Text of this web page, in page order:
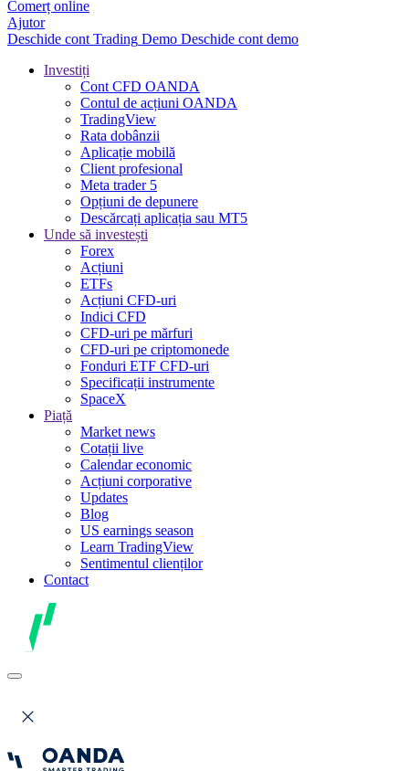
Comerț online
Ajutor
Deschide cont Trading Demo Deschide cont demo
Investiți
Cont CFD OANDA
Contul de acțiuni OANDA
TradingView
Rata dobânzii
Aplicație mobilă
Client profesional
Meta trader 5
Opțiuni de depunere
Descărcați aplicația sau MT5
Unde să investești
Forex
Acțiuni
ETFs
Acțiuni CFD-uri
Indici CFD
CFD-uri pe mărfuri
CFD-uri pe criptomonede
Fonduri ETF CFD-uri
Specificații instrumente
SpaceX
Piață
Market news
Cotații live
Calendar economic
Acțiuni corporative
Updates
Blog
US earnings season
Learn TradingView
Sentimentul clienților
Contact